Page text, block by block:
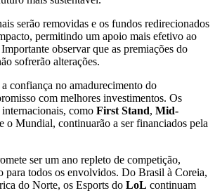
serão removidas e os fundos redirecionados
permitindo um apoio mais efetivo ao
Importante observar que as premiações do
sofrerão alterações.
confiança no amadurecimento do
com melhores investimentos. Os
como First Stand, Mid-
e o Mundial, continuarão a ser financiados pela
ser um ano repleto de competição,
para todos os envolvidos. Do Brasil à Coreia,
do Norte, os Esports do LoL continuam